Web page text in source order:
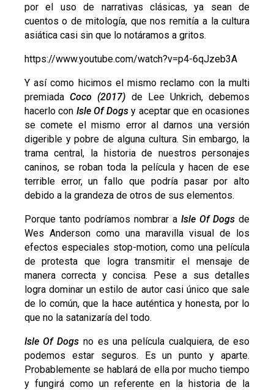
por el uso de narrativas clásicas, ya sean de
cuentos o de mitología, que nos remitía a la cultura
asiática casi sin que lo notáramos a gritos.
https://www.youtube.com/watch?v=p4-6qJzeb3A
Y así como hicimos el mismo reclamo con la multi
premiada Coco (2017) de Lee Unkrich, debemos
hacerlo con Isle Of Dogsy aceptar que en ocasiones
se comete el mismo error al darnos una versión
digerible y pobre de alguna cultura. Sin embargo, la
trama central, la historia de nuestros personajes
caninos, se roban toda la película y hacen de ese
terrible error, un fallo que podría pasar por alto
debido a la grandeza de otros de sus elementos.
Porque tanto podríamos nombrar aIsle Of Dogs de
Wes Anderson como una maravilla visual de los
efectos especiales stop-motion, como una película
de protesta que logra transmitir el mensaje de
manera correcta y concisa. Pese a sus detalles
logra dominar un estilo de autor casi único que sale
de lo común, que la hace auténtica y honesta, por lo
que no la satanizaría del todo.
Isle Of Dogs no es una película cualquiera, de eso
podemos estar seguros. Es un punto y aparte.
Probablemente se hablará de ella por mucho tiempo
y fungirá como un referente en la historia de la